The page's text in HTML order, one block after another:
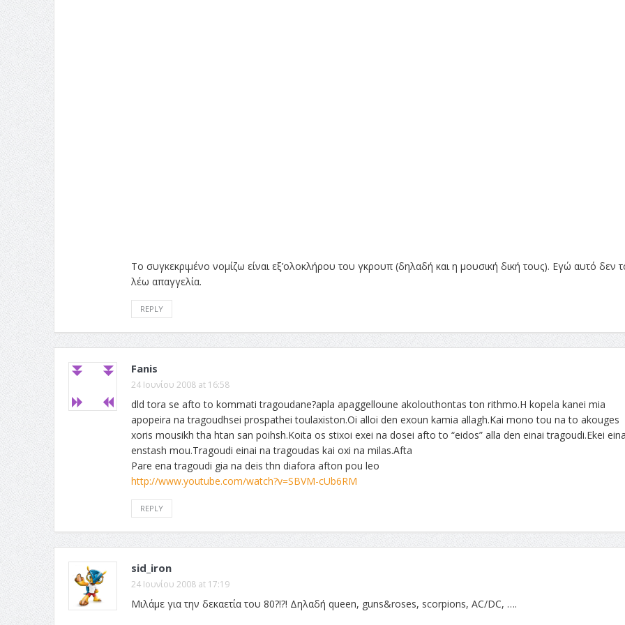
Το συγκεκριμένο νομίζω είναι εξ’ολοκλήρου του γκρουπ (δηλαδή και η μουσική δική τους). Εγώ αυτό δεν
λέω απαγγελία.
REPLY
Fanis
24 Ιουνίου 2008 at 16:58
dld tora se afto to kommati tragoudane?apla apaggelloune akolouthontas ton rithmo.H kopela kanei mia
apopeira na tragoudhsei prospathei toulaxiston.Oi alloi den exoun kamia allagh.Kai mono tou na to akouges
xoris mousikh tha htan san poihsh.Koita os stixoi exei na dosei afto to “eidos” alla den einai tragoudi.Ekei
enstash mou.Tragoudi einai na tragoudas kai oxi na milas.Afta
Pare ena tragoudi gia na deis thn diafora afton pou leo
http://www.youtube.com/watch?v=SBVM-cUb6RM
REPLY
sid_iron
24 Ιουνίου 2008 at 17:19
Μιλάμε για την δεκαετία του 80?!?! Δηλαδή queen, guns&roses, scorpions, AC/DC, ….